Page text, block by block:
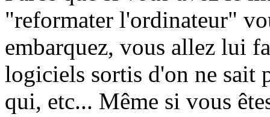
"reformater l'ordinateur"
embarquez, vous allez lui
logiciels sortis d'on ne sait
qui, etc... Même si vous